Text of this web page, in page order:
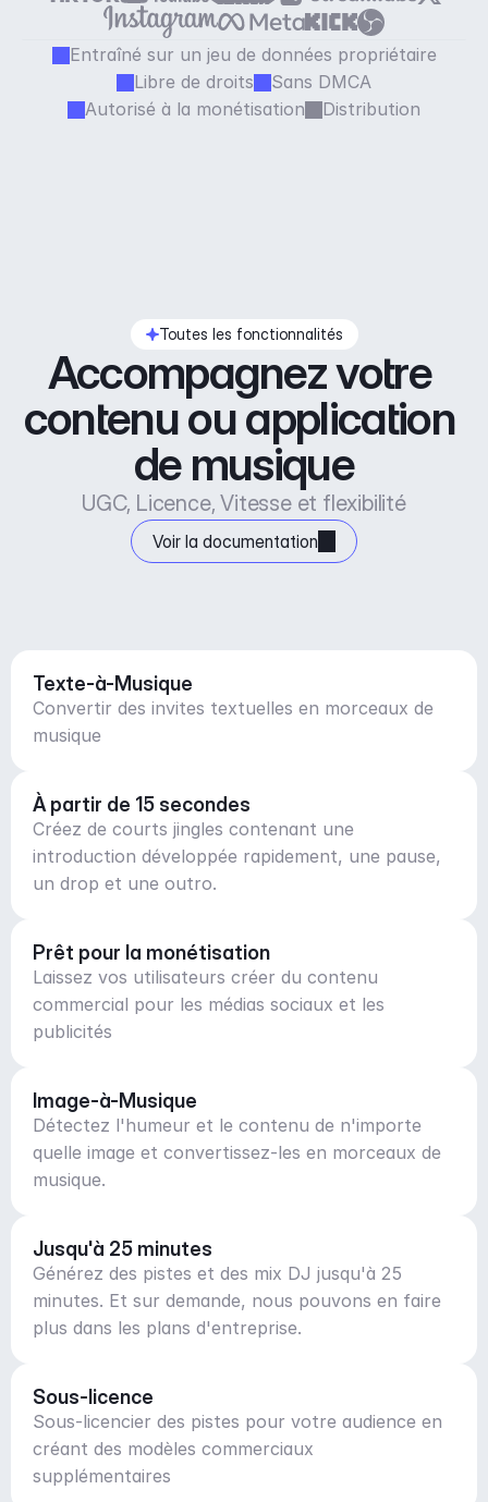
Entraîné sur un jeu de données propriétaire
Libre de droits
Sans DMCA
Autorisé à la monétisation
Distribution
Toutes les fonctionnalités
Accompagnez votre
contenu ou application
de musique
UGC, Licence, Vitesse et flexibilité
Voir la documentation
Texte-à-Musique
Convertir des invites textuelles en morceaux de
musique
À partir de 15 secondes
Créez de courts jingles contenant une
introduction développée rapidement, une pause,
un drop et une outro.
Prêt pour la monétisation
Laissez vos utilisateurs créer du contenu
commercial pour les médias sociaux et les
publicités
Image-à-Musique
Détectez l'humeur et le contenu de n'importe
quelle image et convertissez-les en morceaux de
musique.
Jusqu'à 25 minutes
Générez des pistes et des mix DJ jusqu'à 25
minutes. Et sur demande, nous pouvons en faire
plus dans les plans d'entreprise.
Sous-licence
Sous-licencier des pistes pour votre audience en
créant des modèles commerciaux
supplémentaires